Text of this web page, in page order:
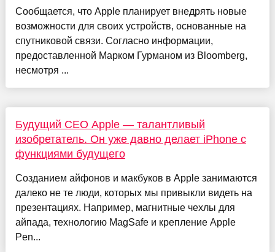
Сообщается, что Apple планирует внедрять новые
возможности для своих устройств, основанные на
спутниковой связи. Согласно информации,
предоставленной Марком Гурманом из Bloomberg,
несмотря ...
Будущий CEO Apple — талантливый
изобретатель. Он уже давно делает iPhone с
функциями будущего
Созданием айфонов и макбуков в Apple занимаются
далеко не те люди, которых мы привыкли видеть на
презентациях. Например, магнитные чехлы для
айпада, технологию MagSafe и крепление Apple
Pen...